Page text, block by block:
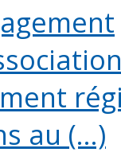
au (...)